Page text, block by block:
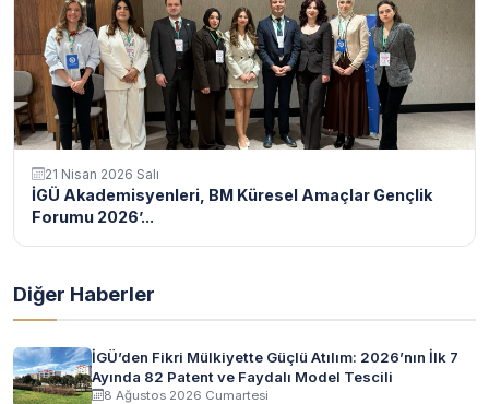
21 Nisan 2026 Salı
İGÜ Akademisyenleri, BM Küresel Amaçlar Gençlik
Forumu 2026’...
Diğer Haberler
İGÜ’den Fikri Mülkiyette Güçlü Atılım: 2026’nın İlk 7
Ayında 82 Patent ve Faydalı Model Tescili
8 Ağustos 2026 Cumartesi